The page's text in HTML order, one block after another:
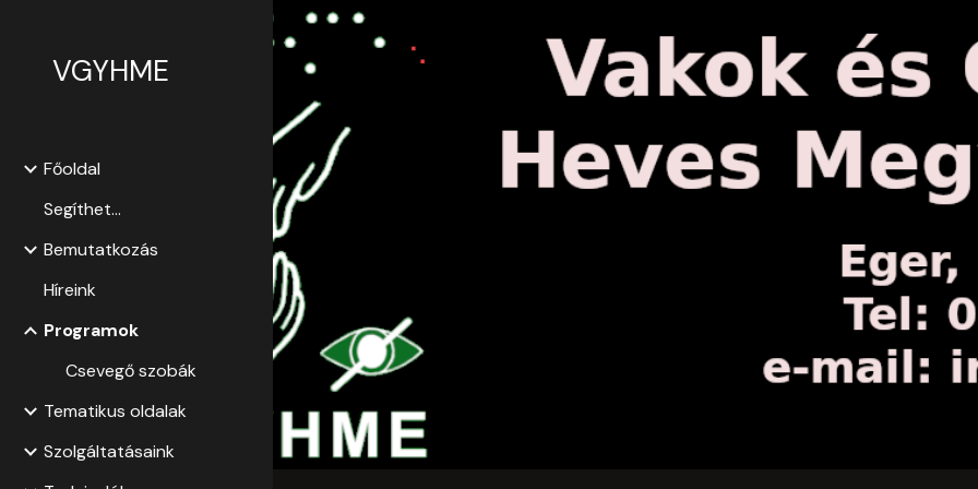
Skip to main content Skip to
VGYHME
Főoldal
Segíthet...
Bemutatkozás
Híreink
Programok
Csevegő szobák
Tematikus oldalak
Szolgáltatásaink